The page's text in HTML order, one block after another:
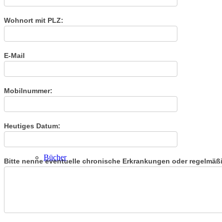
Bücher
Wohnort mit PLZ:
E-Mail
Mobilnummer:
Heutiges Datum:
Bitte nenne eventuelle chronische Erkrankungen oder